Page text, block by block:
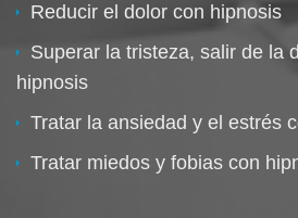
Reducir el dolor con hipnosis
Superar la tristeza, salir de la
hipnosis
Tratar la ansiedad y el estrés
Tratar miedos y fobias con